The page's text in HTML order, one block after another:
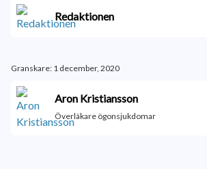
Redaktionen
Granskare: 1 december, 2020
Aron Kristiansson
Överläkare ögonsjukdomar